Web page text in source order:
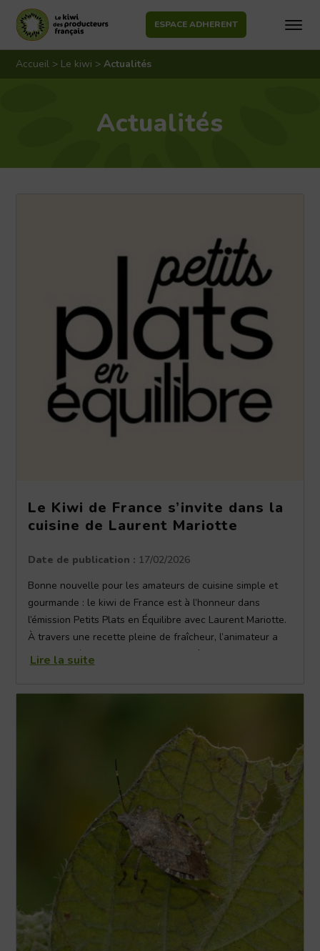
Aller
au
ESPACE ADHERENT
Accueil > Le kiwi >Actualités
Actualités
Le Kiwi de France s’invite dans la
cuisine de Laurent Mariotte
Date de publication : 17/02/2026
Bonne nouvelle pour les amateurs de cuisine simple et
gourmande : le kiwi de France est à l’honneur dans
l’émission Petits Plats en Équilibre avec Laurent Mariotte.
À travers une recette pleine de fraîcheur, l’animateur a
mis en lumière un fruit que l’on connaît bien… mais que
Lire la suite